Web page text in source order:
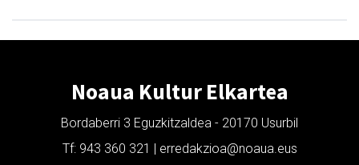
Noaua Kultur Elkartea
Bordaberri 3 Eguzkitzaldea - 20170 Usurbil
Tf: 943 360 321 | erredakzioa@noaua.eus